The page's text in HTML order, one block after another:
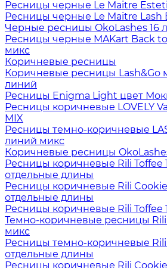
Ресницы черные Le Maitre
Ресницы черные Le Maitre Lash
Черные ресницы OkoLashes 16
Ресницы черные MAKart Back
микс
Коричневые ресницы
Коричневые ресницы Lash&Go
линий
Ресницы Enigma Light цвет
Ресницы коричневые LOVELY
MIX
Ресницы темно-коричневые
линий микс
Коричневые ресницы
Ресницы коричневые Rili Toffee
отдельные длины
Ресницы коричневые Rili
отдельные длины
Ресницы коричневые Rili Toffee
Темно-коричневые ресницы Rili
микс
Ресницы темно-коричневые Rili
отдельные длины
Ресницы коричневые Rili